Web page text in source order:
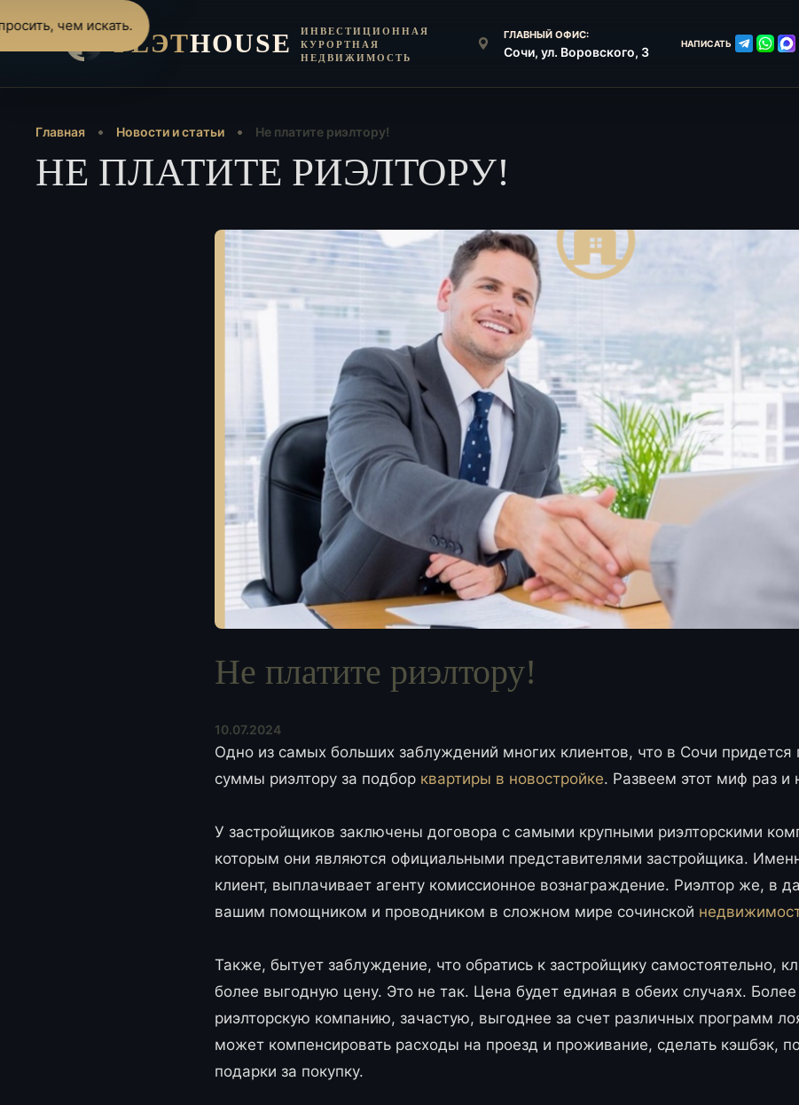
FLЭTHOUSE
ИНВЕСТИЦИОННАЯ
КУРОРТНАЯ
НЕДВИЖИМОСТЬ
ГЛАВНЫЙ ОФИС:
Сочи, ул. Воровского, 3
НАПИСАТЬ
Главная Новости и статьи Не платите риэлтору!
НЕ ПЛАТИТЕ РИЭЛТОРУ!
Не платите риэлтору!
10.07.2024
Одно из самых больших заблуждений многих клиентов, что в Сочи придется
суммы риэлтору за подбор квартиры в новостройке. Развеем этот миф раз и
У застройщиков заключены договора с самыми крупными риэлторскими
которым они являются официальными представителями застройщика.
клиент, выплачивает агенту комиссионное вознаграждение. Риэлтор же, в
вашим помощником и проводником в сложном мире сочинской
Также, бытует заблуждение, что обратись к застройщику самостоятельно,
более выгодную цену. Это не так. Цена будет единая в обеих случаях. Более
риэлторскую компанию, зачастую, выгоднее за счет различных программ
может компенсировать расходы на проезд и проживание, сделать кэшбэк,
подарки за покупку.
чем искать.